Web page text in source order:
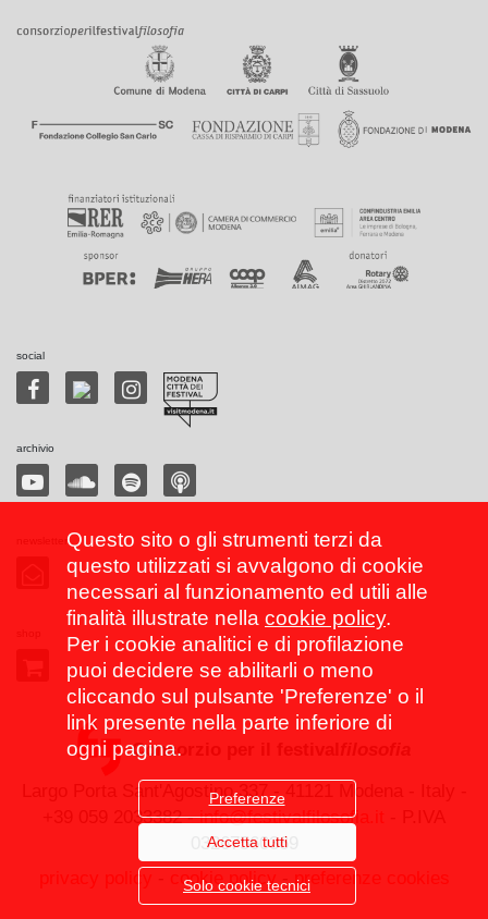
social
archivio
Consorzio per il festival
Largo Porta Sant'Agostino 337 - 41121 Modena - Italy -
+39 059 2033382 -info@festivalfilosofia.it
03267560369
cookie policy-preferenze cookies
Questo sito o gli strumenti terzi da
questo utilizzati si avvalgono di cookie
necessari al funzionamento ed utili alle
finalità illustrate nella cookie policy.
Per i cookie analitici e di profilazione
puoi decidere se abilitarli o meno
cliccando sul pulsante 'Preferenze' o il
link presente nella parte inferiore di
ogni pagina.
Preferenze
Accetta tutti
Solo cookie tecnici